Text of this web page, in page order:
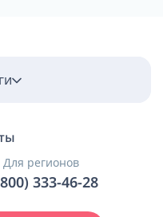
Для регионов
333-46-28